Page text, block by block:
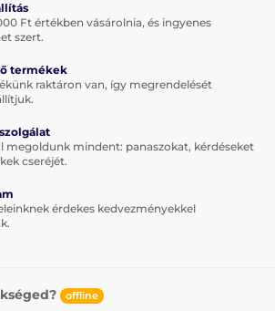
Ft értékben vásárolnia, és ingyenes
szert.
termékek
raktáron van, így megrendelését
megoldunk mindent: panaszokat, kérdéseket
cseréjét.
érdekes kedvezményekkel
offline